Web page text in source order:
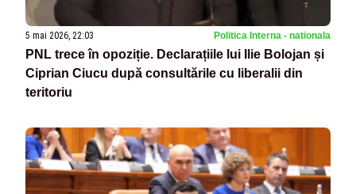
5 mai 2026, 22:03 Politica Interna - nationala
PNL trece în opoziție. Declarațiile lui Ilie Bolojan și
Ciprian Ciucu după consultările cu liberalii din
teritoriu